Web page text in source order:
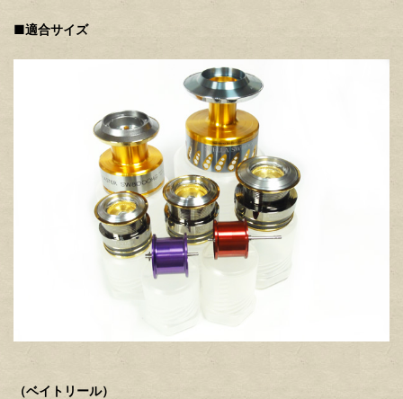
■適合サイズ
（ベイトリール）